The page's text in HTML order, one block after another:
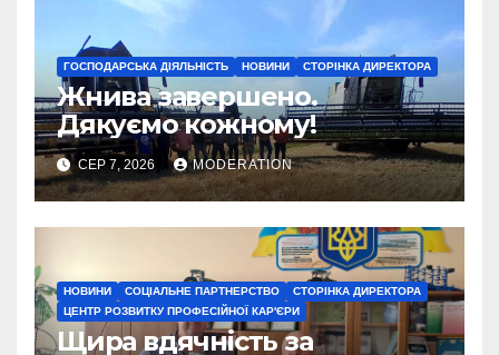
ГОСПОДАРСЬКА ДІЯЛЬНІСТЬ НОВИНИ СТОРІНКА ДИРЕКТОРА
Жнива завершено.
Дякуємо кожному!
СЕР 7, 2026 MODERATION
НОВИНИ СОЦІАЛЬНЕ ПАРТНЕРСТВО
СТОРІНКА ДИРЕКТОРА
ЦЕНТР РОЗВИТКУ ПРОФЕСІЙНОЇ КАР'ЄРИ
Щира вдячність за